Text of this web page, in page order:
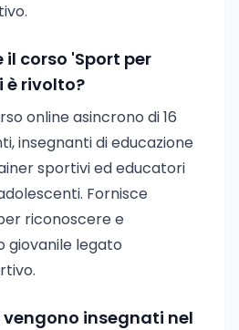
corso 'Sport per
è rivolto?
online asincrono di 16
insegnanti di educazione
sportivi ed educatori
Fornisce
riconoscere e
giovanile legato
insegnati nel